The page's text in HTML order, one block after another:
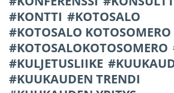
KONTTI
KOTOSALO
KOTOSALO KOTOSOMERO
KOTOSALOKOTOSOMERO
KULJETUSLIIKE
KUUKAUDEN TRENDI